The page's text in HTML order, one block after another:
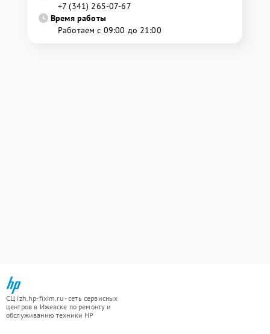
+7 (341) 265-07-67
Время работы
Работаем с 09:00 до 21:00
СЦ izh.hp-fixim.ru - сеть сервисных
центров в Ижевске по ремонту и
обслуживанию техники HP